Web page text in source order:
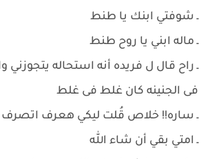
ـ شوفتي ابنك يا طنط
ـ ماله ابني يا روح طنط
ـ راح قال ل فريده أنه استحاله يتجوزني
فى الجنينه كان غلط فى غلط
ـ ساره!! خلاص قُلت ليكي هعرف اتصرف
ـ امتي بقي أن شاء الله